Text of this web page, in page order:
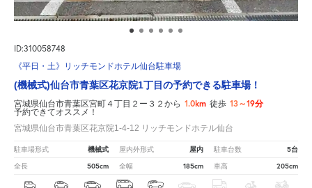
ID:310058748
《平日・土》リッチモンドホテル仙台駐車場
(機械式)仙台市青葉区花京院1丁目の予約できる駐車場！
宮城県仙台市青葉区宮町４丁目２ー３２から 1.0km 徒歩 13～19分
予約できてオススメ！
宮城県仙台市青葉区花京院1-4-12 リッチモンドホテル仙台
駐車場形式 機械式 屋内外形式 屋内 駐車台数 5台
全長 505cm 全幅 185cm 車高 205cm